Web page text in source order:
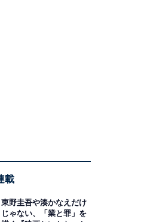
載
東野圭吾や湊かなえだけ
じゃない、「業と罪」を